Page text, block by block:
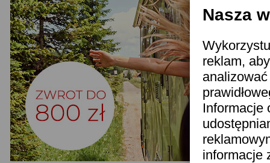
Nasza
reklam,
Informacje
informacje